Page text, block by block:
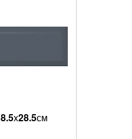
8.5x28.5см